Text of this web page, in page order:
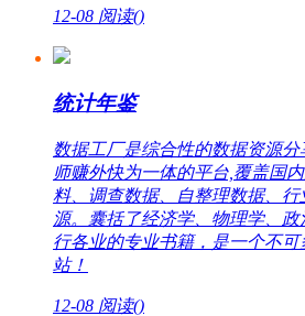
12-08 阅读()
统计年鉴
数据工厂是综合性的数据资源
师赚外快为一体的平台,覆盖国
料、调查数据、自整理数据、
源。囊括了经济学、物理学、
行各业的专业书籍，是一个不
站！
12-08 阅读()